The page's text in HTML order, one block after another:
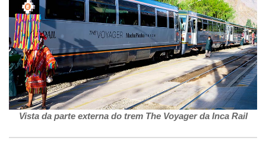
Vista da parte externa do trem The Voyager da Inca Rail